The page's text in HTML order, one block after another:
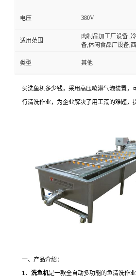
电压 380V
适用范围
肉制品加工厂设备 ,
备,休闲食品厂设备,
类型 其他
买洗鱼机多少钱，采用高压喷淋气泡装置，
行清洗作业，为企业解决了用工荒的难题，
一、产品介绍：
1、 洗鱼机是一款全自动多功能的鱼清洗作